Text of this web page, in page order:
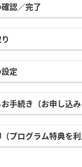
認／完了
定
手続き（お申し込み
プログラム特典を利